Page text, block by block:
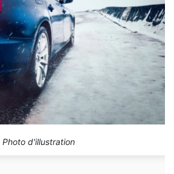
Photo d'illustration